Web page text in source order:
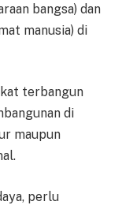
bangsa) dan
manusia) di
terbangun
di
maupun
perlu